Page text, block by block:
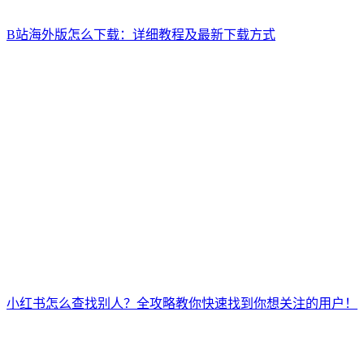
B站海外版怎么下载：详细教程及最新下载方式
小红书怎么查找别人？全攻略教你快速找到你想关注的用户！